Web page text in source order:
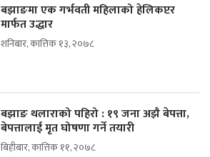
बझाङमा एक गर्भवती महिलाको हेलिकप्टर
मार्फत उद्धार
शनिबार, कात्तिक १३, २०७८
बझाङ थलाराको पहिरो : १९ जना अझै बेपत्ता,
बेपत्तालाई मृत घोषणा गर्ने तयारी
बिहीबार, कात्तिक ११, २०७८